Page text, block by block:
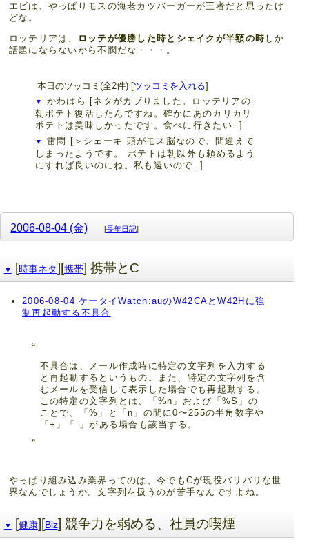
エビは、やっぱりモスの海老カツバーガーが王者だと思ったけ
どな。
ロッテリアは、
ロッテが優勝した時とシェイクが半額の時しか
話題にならないから不憫だな・・・。
本日のツッコミ(全2件) [ツッコミを入れる]
▼ かわはら [ネタがカブりました。ロッテリアの
朝ポテト復活したんですね。確かにあのカリカリ
ポテトは美味しかったです。食べに行きたい..]
▼ 雷悶
[＞シェーキ 頭がモス脳なので、間違えて
しまったようです。 ポテトは朝以外も頼めるよう
にすれば良いのにね。私も遠いので..]
2006-08-04 (金) [長年日記]
▼ [時事ネタ][携帯] 携帯とC
2006-08-04 ケータイWatch:auのW42CAとW42Hに強
制再起動する不具合
不具合は、メール作成時に特定の文字列を入力する
と再起動するというもの。また、特定の文字列を含
むメールを受信して表示した場合でも再起動する。
この特定の文字列とは、「%n」および「%S」の
ことで、「%」と「n」の間に0〜255の半角数字や
「+」「-」がある場合も該当する。
やっぱり組み込み業界ってのは、今でもCが現役バリバリな世
界なんでしょうか。文字列を扱うのが苦手なんですよね。
▼ [健康][Biz] 競争力を弱める、社員の喫煙